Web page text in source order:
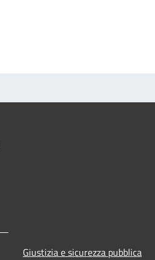
Giustizia e sicurezza pubblica